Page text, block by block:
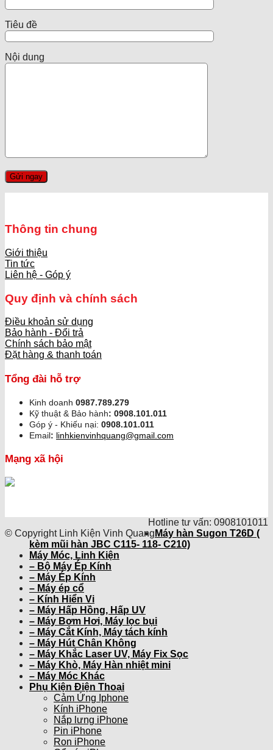
Tiêu đề
Nội dung
Thông tin chung
Giới thiệu
Tin tức
Liên hệ - Góp ý
Quy định và chính sách
Điều khoản sử dụng
Bảo hành - Đổi trả
Chính sách bảo mật
Đặt hàng & thanh toán
Tổng đài hỗ trợ
Kinh doanh 0987.789.279
Kỹ thuật & Bảo hành: 0908.101.011
Góp ý - Khiếu nại: 0908.101.011
Email: linhkienvinhquang@gmail.com
Mạng xã hội
Hotline tư vấn: 0908101011
© Copyright Linh Kiện Vinh Quang Máy hàn Sugon T26D (
kèm mũi hàn JBC C115- 118- C210)
Máy Móc, Linh Kiện
– Bộ Máy Ép Kính
– Máy Ép Kính
– Máy ép cổ
– Kính Hiển Vi
– Máy Hấp Hồng, Hấp UV
– Máy Bơm Hơi, Máy lọc bụi
– Máy Cắt Kính, Máy tách kính
– Máy Hút Chân Không
– Máy Khắc Laser UV, Máy Fix Sọc
– Máy Khò, Máy Hàn nhiệt mini
– Máy Móc Khác
Phụ Kiện Điện Thoại
Cảm Ứng Iphone
Kính iPhone
Nắp lưng iPhone
Pin iPhone
Ron iPhone